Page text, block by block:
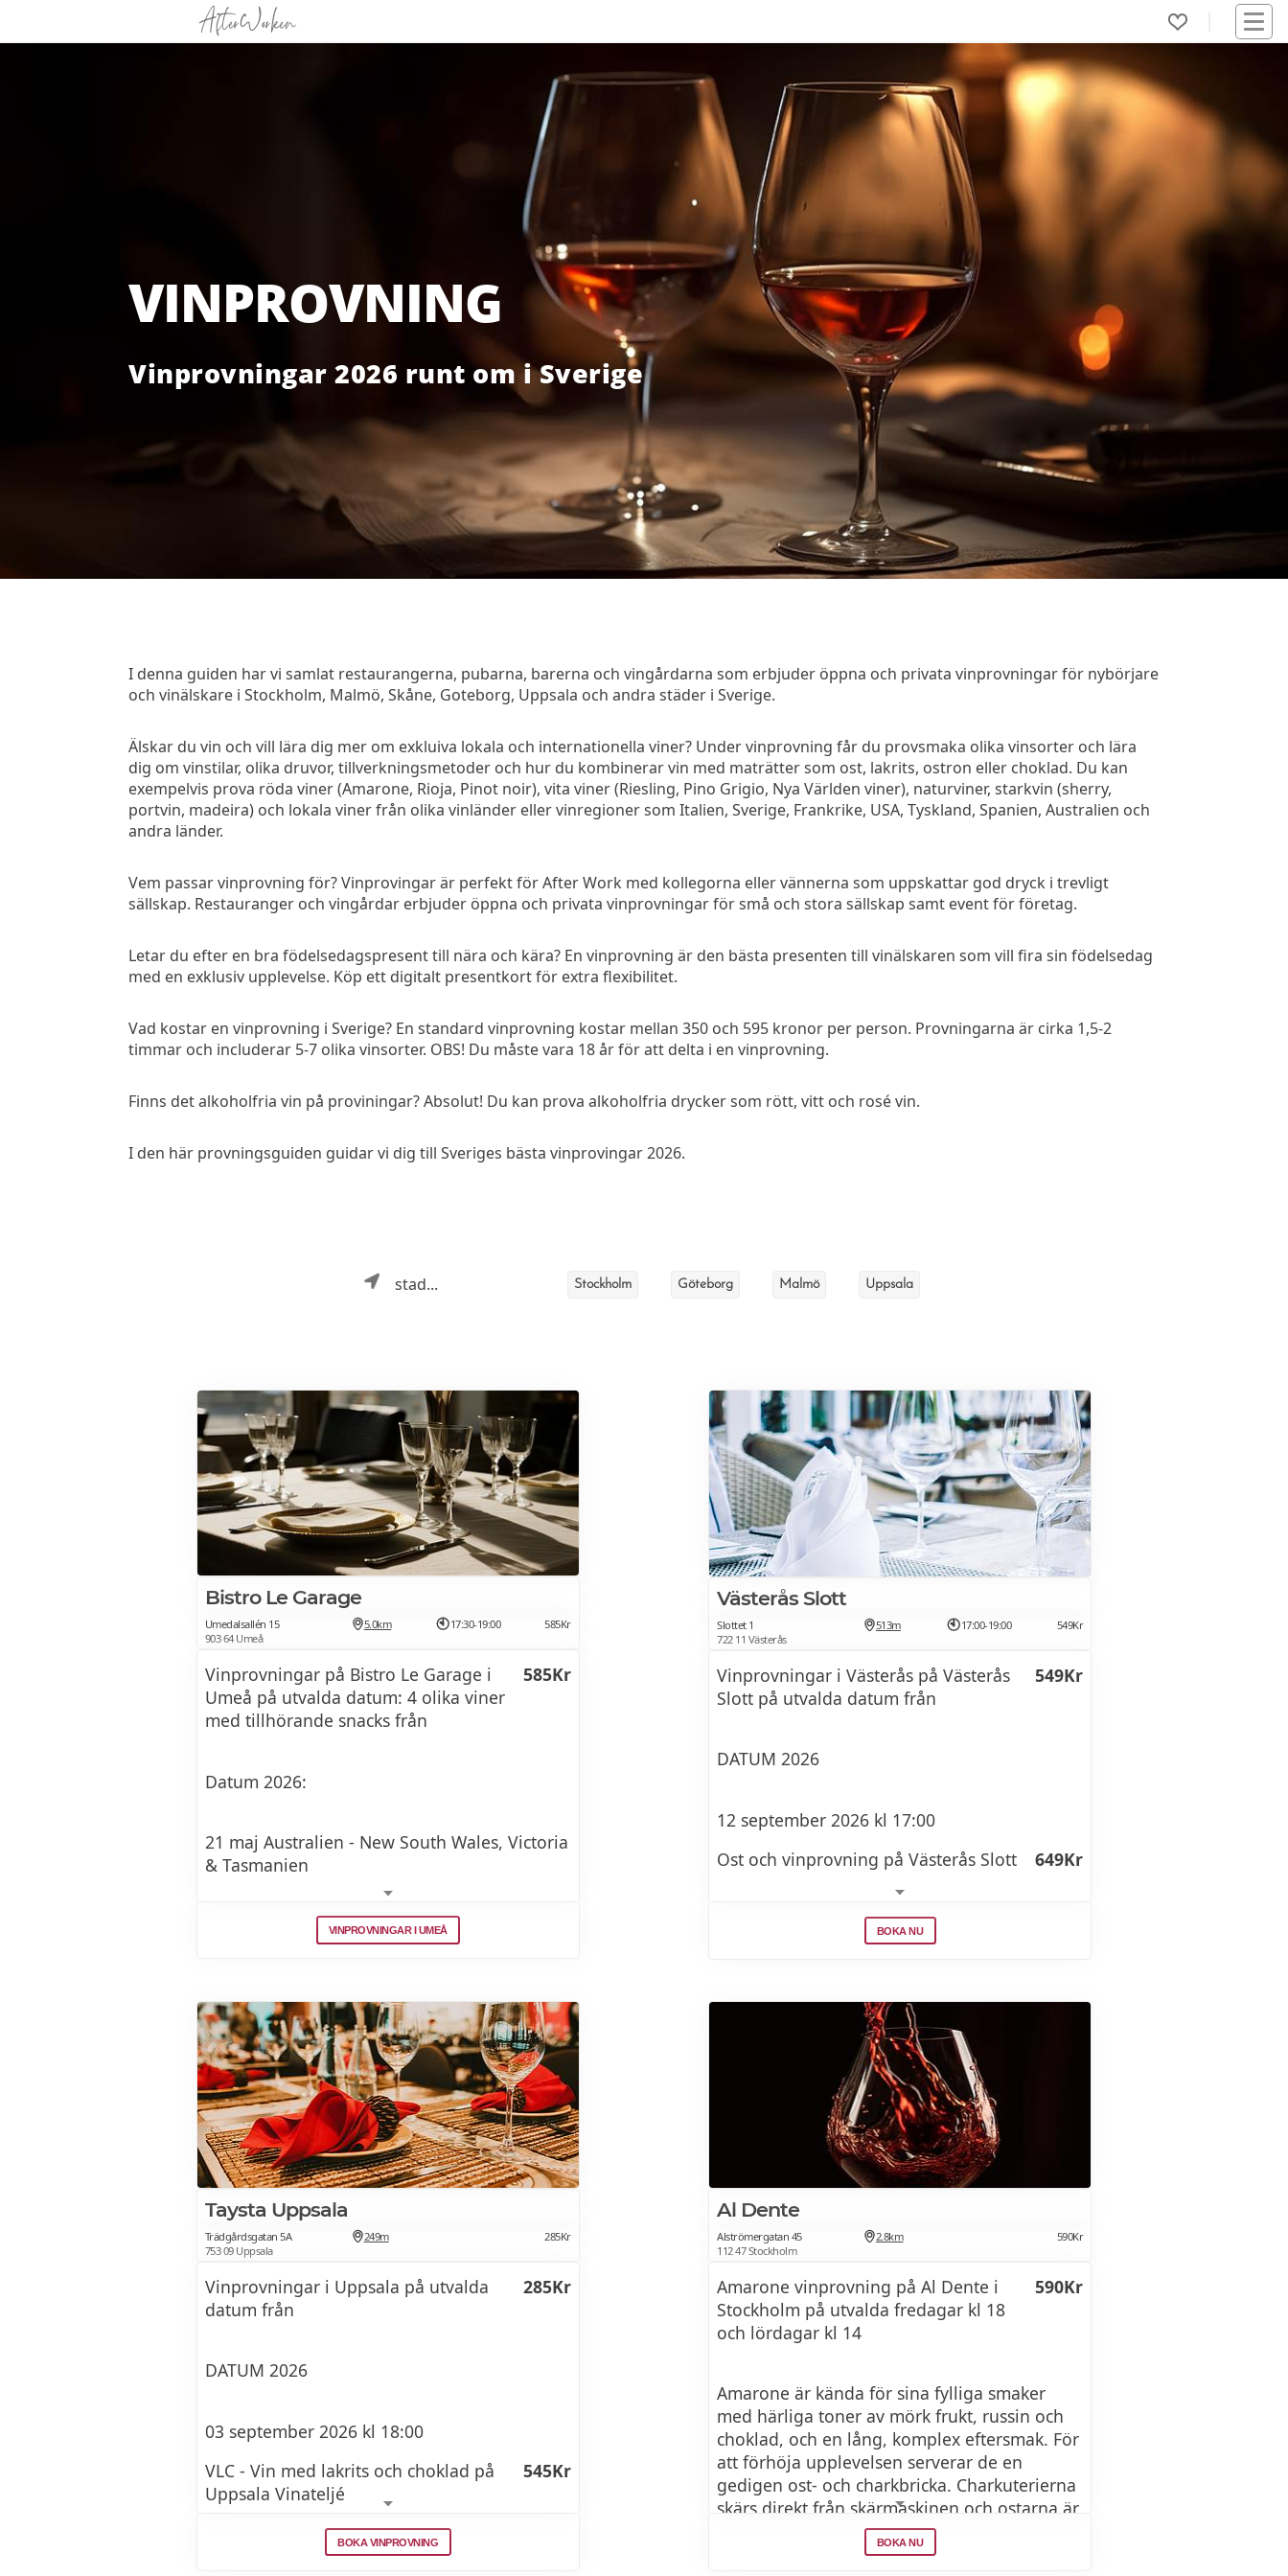
VINPROVNING
Vinprovningar 2026 runt om i Sverige
I denna guiden har vi samlat restaurangerna, pubarna, barerna och vingårdarna som erbjuder öppna och privata vinprovningar för nybörjare
och vinälskare i Stockholm, Malmö, Skåne, Goteborg, Uppsala och andra städer i Sverige.
Älskar du vin och vill lära dig mer om exkluiva lokala och internationella viner? Under vinprovning får du provsmaka olika vinsorter och lära
dig om vinstilar, olika druvor, tillverkningsmetoder och hur du kombinerar vin med maträtter som ost, lakrits, ostron eller choklad. Du kan
exempelvis prova röda viner (Amarone, Rioja, Pinot noir), vita viner (Riesling, Pino Grigio, Nya Världen viner), naturviner, starkvin (sherry,
portvin, madeira) och lokala viner från olika vinländer eller vinregioner som Italien, Sverige, Frankrike, USA, Tyskland, Spanien, Australien och
andra länder.
Vem passar vinprovning för? Vinprovingar är perfekt för After Work med kollegorna eller vännerna som uppskattar god dryck i trevligt
sällskap. Restauranger och vingårdar erbjuder öppna och privata vinprovningar för små och stora sällskap samt event för företag.
Letar du efter en bra födelsedagspresent till nära och kära? En vinprovning är den bästa presenten till vinälskaren som vill fira sin födelsedag
med en exklusiv upplevelse. Köp ett digitalt presentkort för extra flexibilitet.
Vad kostar en vinprovning i Sverige? En standard vinprovning kostar mellan 350 och 595 kronor per person. Provningarna är cirka 1,5-2
timmar och includerar 5-7 olika vinsorter. OBS! Du måste vara 18 år för att delta i en vinprovning.
Finns det alkoholfria vin på proviningar? Absolut! Du kan prova alkoholfria drycker som rött, vitt och rosé vin.
I den här provningsguiden guidar vi dig till Sveriges bästa vinprovingar 2026.
stad... Stockholm Göteborg Malmö Uppsala
Bistro Le Garage
Umedalsallén 15
903 64 Umeå
5.0km 17:30-19:00 585Kr
Vinprovningar på Bistro Le Garage i
Umeå på utvalda datum: 4 olika viner
med tillhörande snacks från
585Kr
Datum 2026:
21 maj Australien - New South Wales, Victoria
& Tasmanien
20 augusti - Mellersta Italien
15 oktober - Höstens viner
12 november - Langedoc & Sud - Ouest
VINPROVNINGAR I UMEÅ
Västerås Slott
Slottet 1
722 11 Västerås
513m 17:00-19:00 549Kr
Vinprovningar i Västerås på Västerås
Slott på utvalda datum från
549Kr
DATUM 2026
12 september 2026 kl 17:00
Ost och vinprovning på Västerås Slott
649Kr
10 oktober 2026 kl 17:00
24 oktober 2026 kl 17:00
Klassisk vinprovning på Västerås Slott
28 november 2026 kl 17:00
Ost och vinprovning på Västerås Slott
04 december 2026 kl 18:00
Klassisk vinprovning på Västerås Slott
30 januari 2027 kl 17:00
13 februari 2027 kl 17:00
Rödvinsprovning - Italien på Västerås
Slott
27 februari 2027 kl 17:00
BOKA NU
Taysta Uppsala
Trädgårdsgatan 5A
753 09 Uppsala
249m 285Kr
Vinprovningar i Uppsala på utvalda
datum från
285Kr
DATUM 2026
03 september 2026 kl 18:00
VLC - Vin med lakrits och choklad på
Uppsala Vinateljé
545Kr
05 september 2026 kl 17:00
BOKA VINPROVNING
Al Dente
Alströmergatan 45
112 47 Stockholm
2.8km 590Kr
Amarone vinprovning på Al Dente i
Stockholm på utvalda fredagar kl 18
och lördagar kl 14
590Kr
Amarone är kända för sina fylliga smaker
med härliga toner av mörk frukt, russin och
choklad, och en lång, komplex eftersmak. För
att förhöja upplevelsen serverar de en
gedigen ost- och charkbricka. Charkuterierna
skärs direkt från skärmaskinen och ostarna är
regionala delikatesser producerade i mindre
skala. Till detta bjuder de på nybakad
BOKA NU